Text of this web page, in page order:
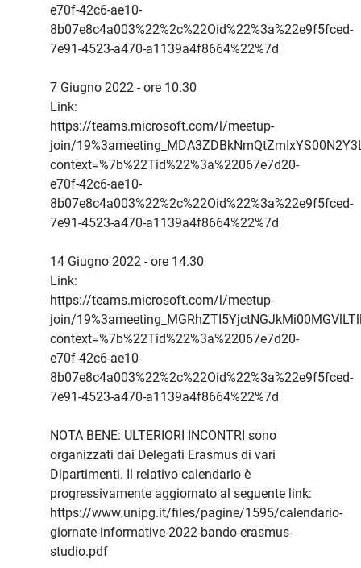
e70f-42c6-ae10-
8b07e8c4a003%22%2c%22Oid%22%3a%22e9f5fced-
7e91-4523-a470-a1139a4f8664%22%7d
7 Giugno 2022 - ore 10.30
Link:
https://teams.microsoft.com/l/meetup-
join/
context=%7b%22Tid%22%3a%22067e7d20-
e70f-42c6-ae10-
8b07e8c4a003%22%2c%22Oid%22%3a%22e9f5fced-
7e91-4523-a470-a1139a4f8664%22%7d
14 Giugno 2022 - ore 14.30
Link:
https://teams.microsoft.com/l/meetup-
join/
context=%7b%22Tid%22%3a%22067e7d20-
e70f-42c6-ae10-
8b07e8c4a003%22%2c%22Oid%22%3a%22e9f5fced-
7e91-4523-a470-a1139a4f8664%22%7d
NOTA BENE: ULTERIORI INCONTRI sono
organizzati dai Delegati Erasmus di vari
Dipartimenti. Il relativo calendario è
progressivamente aggiornato al seguente link:
https://www.unipg.it/files/pagine/1595/calendario-
giornate-informative-2022-bando-erasmus-
studio.pdf